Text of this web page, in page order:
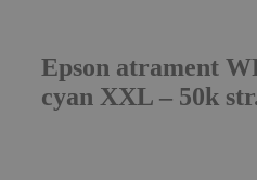
Epson atrament
cyan XXL – 50k